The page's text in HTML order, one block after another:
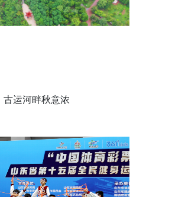
古运河畔秋意浓